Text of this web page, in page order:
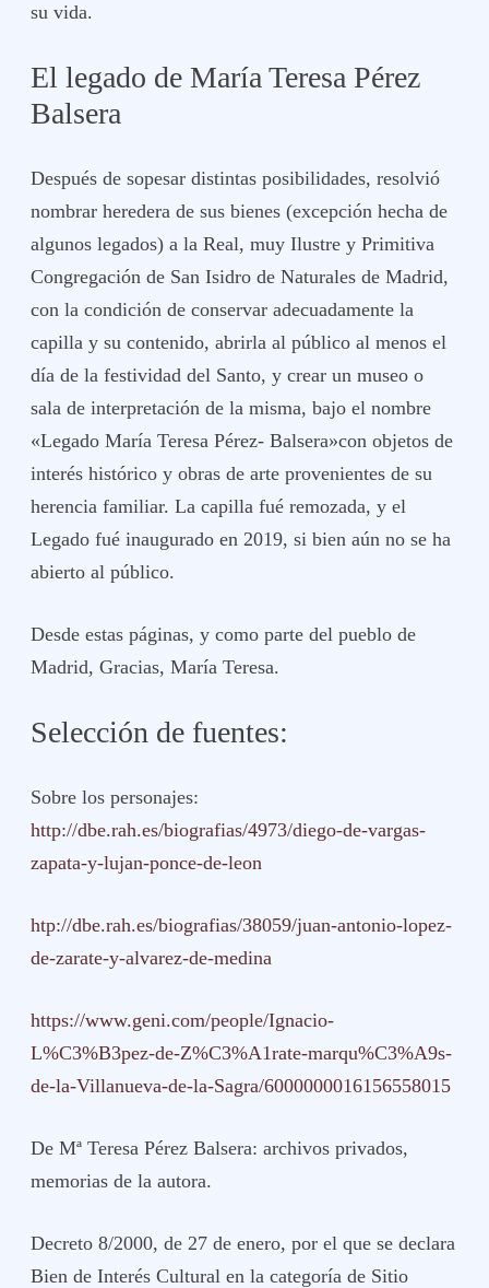
su vida.
El legado de María Teresa Pérez
Balsera
Después de sopesar distintas posibilidades, resolvió
nombrar heredera de sus bienes (excepción hecha de
algunos legados) a la Real, muy Ilustre y Primitiva
Congregación de San Isidro de Naturales de Madrid,
con la condición de conservar adecuadamente la
capilla y su contenido, abrirla al público al menos el
día de la festividad del Santo, y crear un museo o
sala de interpretación de la misma, bajo el nombre
«Legado María Teresa Pérez- Balsera»con objetos de
interés histórico y obras de arte provenientes de su
herencia familiar. La capilla fué remozada, y el
Legado fué inaugurado en 2019, si bien aún no se ha
abierto al público.
Desde estas páginas, y como parte del pueblo de
Madrid, Gracias, María Teresa.
Selección de fuentes:
Sobre los personajes:
http://dbe.rah.es/biografias/4973/diego-de-vargas-
zapata-y-lujan-ponce-de-leon
htp://dbe.rah.es/biografias/38059/juan-antonio-lopez-
de-zarate-y-alvarez-de-medina
https://www.geni.com/people/Ignacio-
L%C3%B3pez-de-Z%C3%A1rate-marqu%C3%A9s-
de-la-Villanueva-de-la-Sagra/6000000016156558015
De Mª Teresa Pérez Balsera: archivos privados,
memorias de la autora.
Decreto 8/2000, de 27 de enero, por el que se declara
Bien de Interés Cultural en la categoría de Sitio